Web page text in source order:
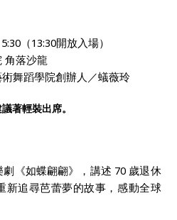
（13:30開放入場）
角落沙龍
舞蹈學院創辦人／蟻薇玲
著輕裝出席。
《如蝶翩翩》，講述 70 歲退休
新追尋芭蕾夢的故事，感動全球